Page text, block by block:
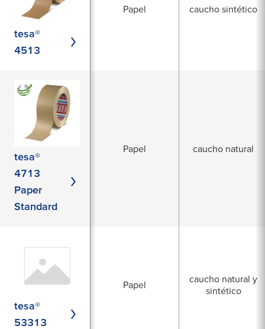
tesa®
4513
Papel caucho sintético
tesa®
4713
Paper
Standard
Papel caucho natural
tesa®
53313
Papel
caucho natural y
sintético